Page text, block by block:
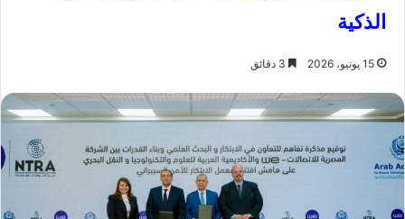
الذكية
15 يونيو، 2026